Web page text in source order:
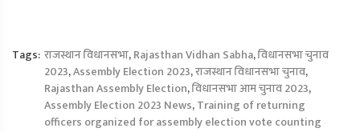
Tags: राजस्थान विधानसभा,Rajasthan Vidhan Sabha,विधानसभा चुनाव
2023,Assembly Election 2023,राजस्थान विधानसभा चुनाव,
Rajasthan Assembly Election,विधानसभा आम चुनाव 2023,
Assembly Election 2023 News,Training of returning
officers organized for assembly election vote counting